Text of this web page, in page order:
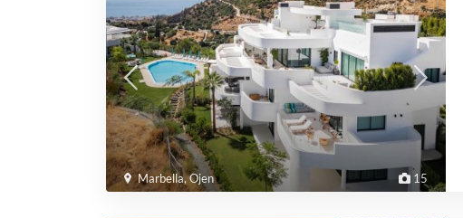
15
Marbella,Ojen